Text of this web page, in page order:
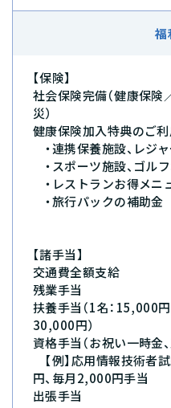
福
【保険】
社会保険完備（健康保
災）
健康保険加入特典のご
・連携保養施設、レジ
・スポーツ施設、ゴル
・レストランお得メニ
・旅行パックの補助金
【諸手当】
交通費全額支給
残業手当
扶養手当（1名：15,000円
30,000円）
資格手当（お祝い一時金
【例】応用情報技術
円、毎月2,000円手当
出張手当